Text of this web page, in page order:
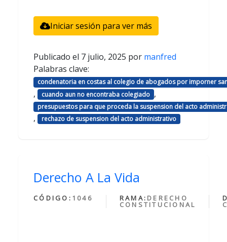
Iniciar sesión para ver más
Publicado el 7 julio, 2025 por manfred
Palabras clave:
condenatoria en costas al colegio de abogados por imporner
, cuando aun no encontraba colegiado ,
presupuestos para que proceda la suspension del acto
, rechazo de suspension del acto administrativo
Derecho A La Vida
CÓDIGO: 1046 RAMA: DERECHO
CONSTITUCIONAL